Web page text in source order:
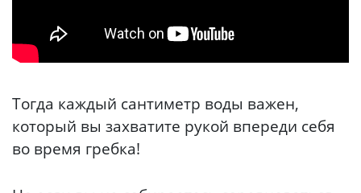
Тогда каждый сантиметр воды важен,
который вы захватите рукой впереди себя
во время гребка!